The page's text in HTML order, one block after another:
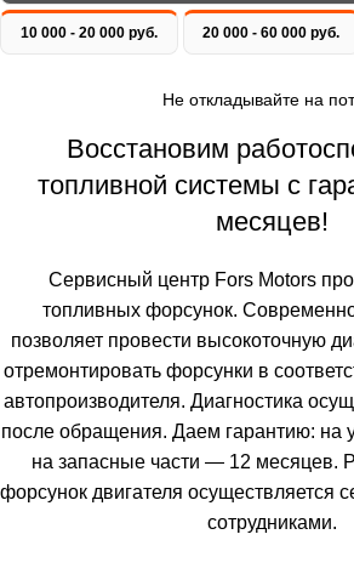
10 000 - 20 000 руб. 20 000 - 60 000 руб.
Не откладывайте на
Восстановим
топливной системы с
месяцев!
Сервисный центр Fors Motors
топливных форсунок.
позволяет провести высокоточную
отремонтировать форсунки в
автопроизводителя. Диагностика
после обращения. Даем гарантию: на
на запасные части — 12 месяцев.
форсунок двигателя осуществляется
сотрудниками.